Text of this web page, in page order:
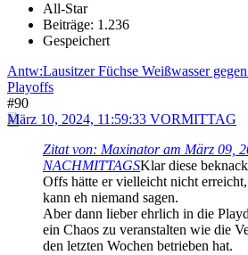
All-Star
Beiträge: 1.236
Gespeichert
Antw:Lausitzer Füchse Weißwasser
Playoffs
#90
März 10, 2024, 11:59:33 VORMITTAG
Zitat von: Maxinator am März 09,
NACHMITTAGSKlar diese
Offs hätte er vielleicht nicht
kann eh niemand sagen.
Aber dann lieber ehrlich in die
ein Chaos zu veranstalten wie die
den letzten Wochen betrieben hat.